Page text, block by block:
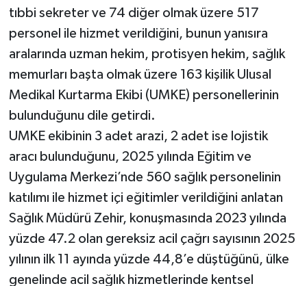
tıbbi sekreter ve 74 diğer olmak üzere 517
personel ile hizmet verildiğini, bunun yanısıra
aralarında uzman hekim, protisyen hekim, sağlık
memurları başta olmak üzere 163 kişilik Ulusal
Medikal Kurtarma Ekibi (UMKE) personellerinin
bulunduğunu dile getirdi.
UMKE ekibinin 3 adet arazi, 2 adet ise lojistik
aracı bulunduğunu, 2025 yılında Eğitim ve
Uygulama Merkezi’nde 560 sağlık personelinin
katılımı ile hizmet içi eğitimler verildiğini anlatan
Sağlık Müdürü Zehir, konuşmasında 2023 yılında
yüzde 47.2 olan gereksiz acil çağrı sayısının 2025
yılının ilk 11 ayında yüzde 44,8’e düştüğünü, ülke
genelinde acil sağlık hizmetlerinde kentsel